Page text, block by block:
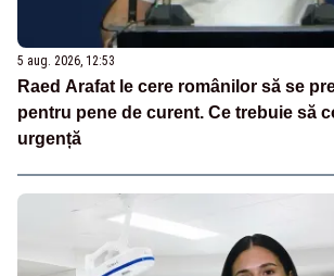
5 aug. 2026, 12:53
Raed Arafat le cere românilor să se
pentru pene de curent. Ce trebuie să
urgență